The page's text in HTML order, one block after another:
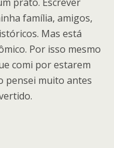
família, amigos,
Mas está
Por isso mesmo
comi por estarem
pensei muito antes